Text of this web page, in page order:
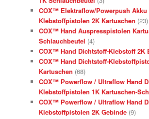
COX™ Elektraflow/Powerpush Akku
Klebstoffpistolen 2K Kartuschen (23)
COX™ Hand Auspresspistolen
Schlauchbeutel (4)
COX™ Hand Dichtstoff-Klebstoff 2K
COX™ Hand Dichtstoff-
Kartuschen (68)
COX™ Powerflow / Ultraflow Hand
Klebstoffpistolen 1K Kartuschen-
COX™ Powerflow / Ultraflow Hand
Klebstoffpistolen 2K Gebinde (9)